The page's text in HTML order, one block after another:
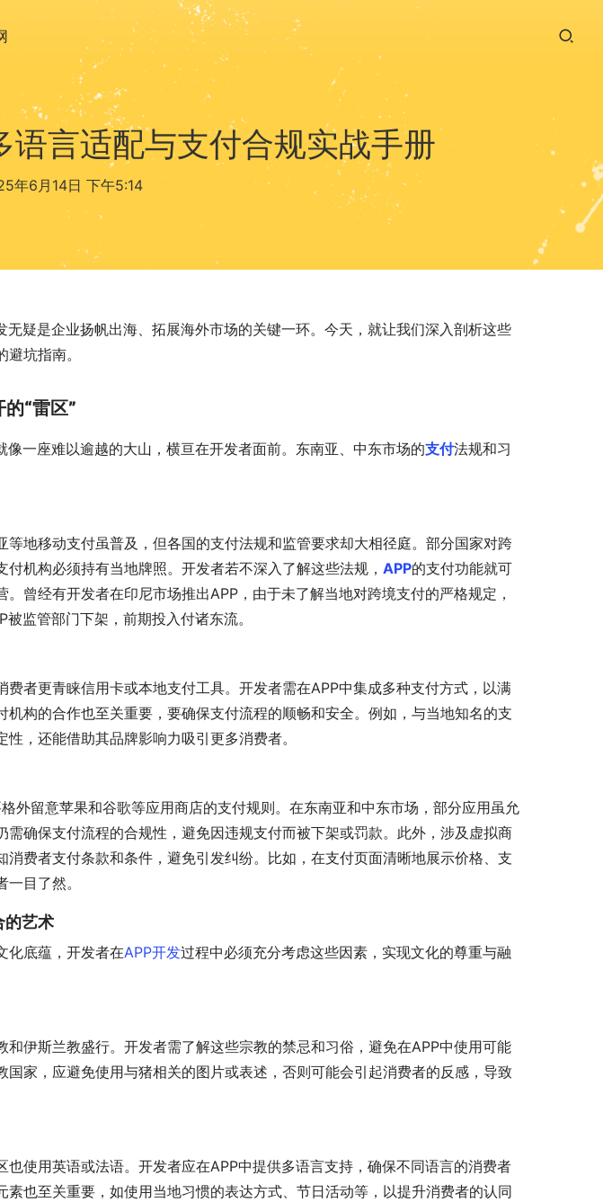
言适配与支付合规实战手册
年6月14日 下午5:14
无疑是企业扬帆出海、拓展海外市场的关键一环。今天，就让我们深入剖析这些
坑指南。
“雷区”
像一座难以逾越的大山，横亘在开发者面前。东南亚、中东市场的支付法规和习
等地移动支付虽普及，但各国的支付法规和监管要求却大相径庭。部分国家对跨
机构必须持有当地牌照。开发者若不深入了解这些法规， APP的支付功能就可
曾经有开发者在印尼市场推出APP，由于未了解当地对跨境支付的严格规定，
监管部门下架，前期投入付诸东流。
费者更青睐信用卡或本地支付工具。开发者需在APP中集成多种支付方式，以满
机构的合作也至关重要，要确保支付流程的顺畅和安全。例如，与当地知名的支
，还能借助其品牌影响力吸引更多消费者。
外留意苹果和谷歌等应用商店的支付规则。在东南亚和中东市场，部分应用虽允
需确保支付流程的合规性，避免因违规支付而被下架或罚款。此外，涉及虚拟商
消费者支付条款和条件，避免引发纠纷。比如，在支付页面清晰地展示价格、支
目了然。
的艺术
化底蕴，开发者在APP开发过程中必须充分考虑这些因素，实现文化的尊重与融
和伊斯兰教盛行。开发者需了解这些宗教的禁忌和习俗，避免在APP中使用可能
国家，应避免使用与猪相关的图片或表述，否则可能会引起消费者的反感，导致
也使用英语或法语。开发者应在APP中提供多语言支持，确保不同语言的消费者
素也至关重要，如使用当地习惯的表达方式、节日活动等，以提升消费者的认同